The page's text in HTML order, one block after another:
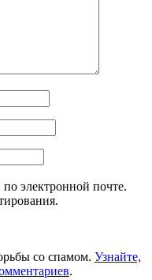
электронной почте.
со спамом. Узнайте,
.